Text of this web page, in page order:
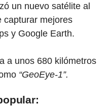
un nuevo satélite al
capturar mejores
y Google Earth.
a unos 680 kilómetros
“GeoEye-1”.